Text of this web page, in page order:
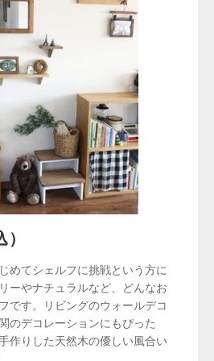
めてシェルフに挑戦という方に
ーやナチュラルなど、どんなお
です。リビングのウォールデコ
のデコレーションにもぴった
作りした天然木の優しい風合い